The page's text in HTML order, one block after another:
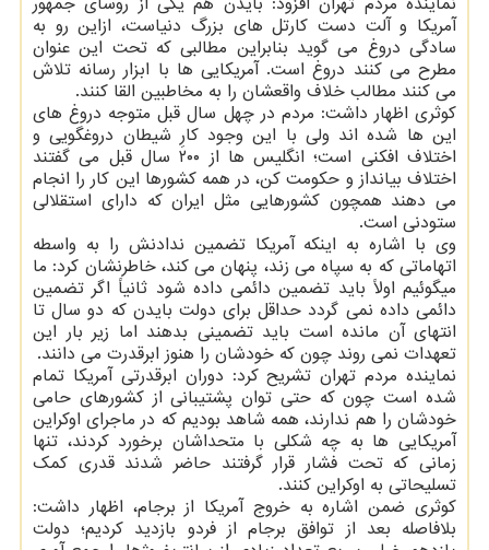
آمریکا و آلت دست کارتل های بزرگ دنیاست، ازاین رو به
سادگی دروغ می گوید بنابراین مطالبی که تحت این عنوان
مطرح می کنند دروغ است. آمریکایی ها با ابزار رسانه تلاش
می کنند مطالب خلاف واقعشان را به مخاطبین القا کنند.
کوثری اظهار داشت: مردم در چهل سال قبل متوجه دروغ های
این ها شده اند ولی با این وجود کارِ شیطان دروغگویی و
اختلاف افکنی است؛ انگلیس ها از ۲۰۰ سال قبل می گفتند
اختلاف بیانداز و حکومت کن، در همه کشورها این کار را انجام
می دهند همچون کشورهایی مثل ایران که دارای استقلالی
ستودنی است.
وی با اشاره به اینکه آمریکا تضمین ندادنش را به واسطه
اتهاماتی که به سپاه می زند، پنهان می کند، خاطرنشان کرد: ما
میگوئیم اولاً باید تضمین دائمی داده شود ثانیاً اگر تضمین
دائمی داده نمی گردد حداقل برای دولت بایدن که دو سال تا
انتهای آن مانده است باید تضمینی بدهند اما زیر بار این
تعهدات نمی روند چون که خودشان را هنوز ابرقدرت می دانند.
نماینده مردم تهران تشریح کرد: دوران ابرقدرتی آمریکا تمام
شده است چون که حتی توان پشتیبانی از کشورهای حامی
خودشان را هم ندارند، همه شاهد بودیم که در ماجرای اوکراین
آمریکایی ها به چه شکلی با متحداشان برخورد کردند، تنها
زمانی که تحت فشار قرار گرفتند حاضر شدند قدری کمک
تسلیحاتی به اوکراین کنند.
کوثری ضمن اشاره به خروج آمریکا از برجام، اظهار داشت:
بلافاصله بعد از توافق برجام از فردو بازدید کردیم؛ دولت